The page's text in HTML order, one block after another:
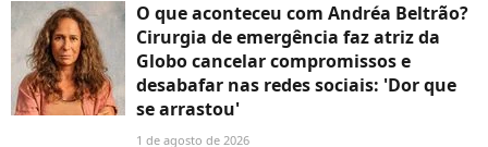
O que aconteceu com Andréa Beltrão?
Cirurgia de emergência faz atriz da
Globo cancelar compromissos e
desabafar nas redes sociais: 'Dor que
se arrastou'
1 de agosto de 2026